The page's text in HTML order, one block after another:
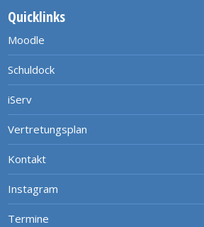
Quicklinks
Moodle
Schuldock
iServ
Vertretungsplan
Kontakt
Instagram
Termine